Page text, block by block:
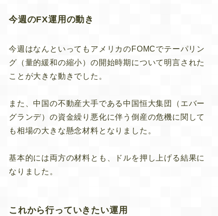
今週のFX運用の動き
今週はなんといってもアメリカのFOMCでテーパリン
グ（量的緩和の縮小）の開始時期について明言された
ことが大きな動きでした。
また、中国の不動産大手である中国恒大集団（エバー
グランデ）の資金繰り悪化に伴う倒産の危機に関して
も相場の大きな懸念材料となりました。
基本的には両方の材料とも、ドルを押し上げる結果に
なりました。
これから行っていきたい運用